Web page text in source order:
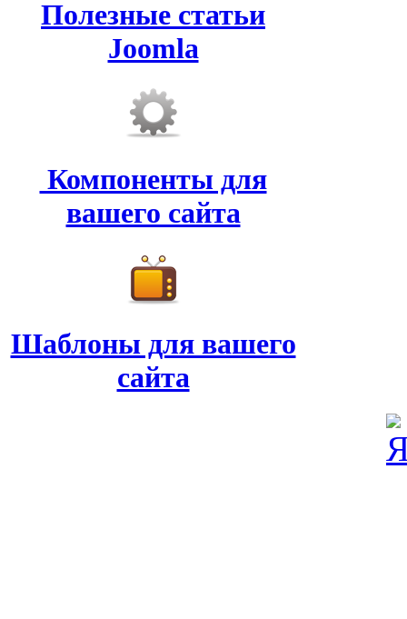
Полезные статьи
Joomla
Компоненты для
вашего сайта
Шаблоны для вашего
сайта